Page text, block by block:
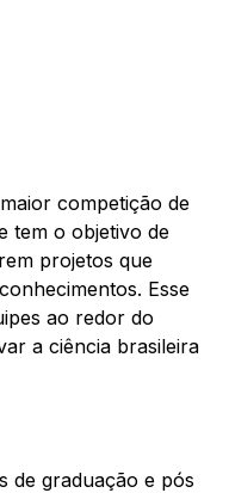
competição de
tem o objetivo de
projetos que
Esse
ao redor do
a ciência brasileira
de graduação e pós